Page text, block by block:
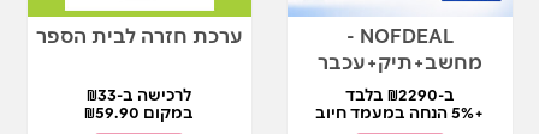
NOFDEAL -
מחשב+תיק+עכבר
ב-₪2290 בלבד
+5% הנחה במעמד חיוב
ערכת חזרה לבית הספר
לרכישה ב-₪33
במקום ₪59.90